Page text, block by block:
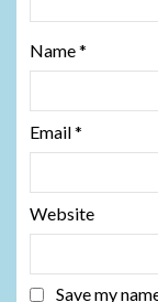
Name*
Email*
Website
Save my